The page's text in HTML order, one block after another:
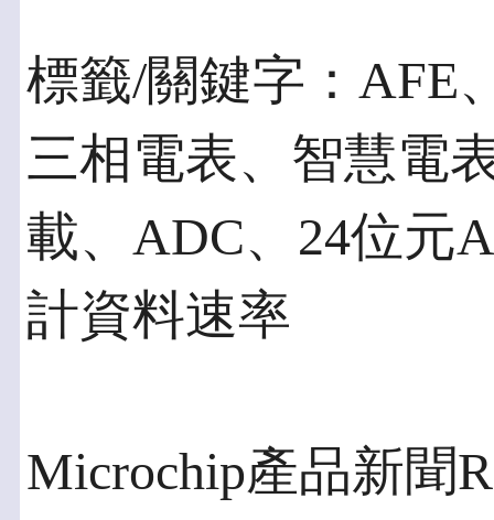
標籤/關鍵字：AFE
三相電表、智慧電
載、ADC、24位元
計資料速率
Microchip產品新聞